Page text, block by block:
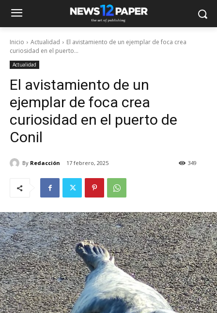
Inicio Actualidad
El avistamiento de un ejemplar de foca crea
curiosidad en el puerto...
Actualidad
El avistamiento de un
ejemplar de foca crea
curiosidad en el puerto de
Conil
By Redacción 17 febrero, 2025 349